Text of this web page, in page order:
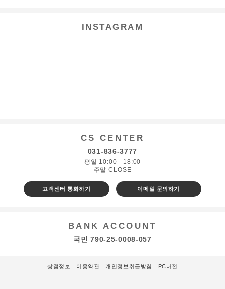
INSTAGRAM
CS CENTER
031-836-3777
평일 10:00 - 18:00
주말 CLOSE
고객센터 통화하기 이메일 문의하기
BANK ACCOUNT
국민 790-25-0008-057
상점정보 이용약관 개인정보취급방침 PC버전